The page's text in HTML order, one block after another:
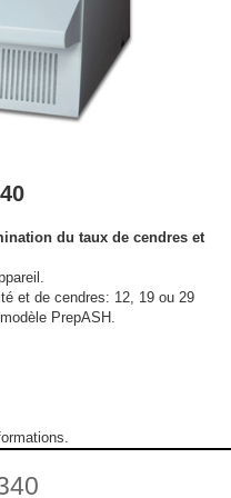
du taux de cendres et
et de cendres: 12, 19 ou 29
PrepASH.